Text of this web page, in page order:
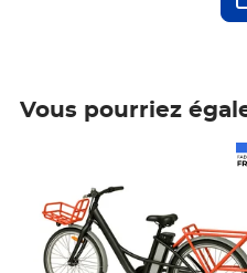
Vous pourriez